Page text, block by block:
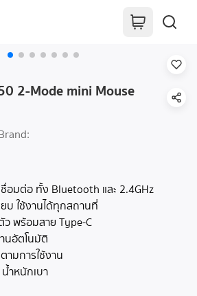
2-Mode mini Mouse
อมต่อ ทั้ง Bluetooth และ 2.4GHz
บ ใช้งานได้ทุกสถานที่
ว พร้อมสาย Type-C
นอัตโนมัติ
ามการใช้งาน
ำหนักเบา